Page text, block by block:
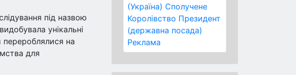
(Україна) Сполучене
Королівство Президент
(державна посада)
Реклама
під назвою
унікальні
перероблялися на
для